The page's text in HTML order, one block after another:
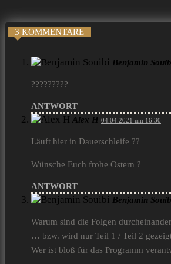
3 KOMMENTARE
Benjamin
?????????
ANTWORT
Alex H 04.04.2021 um 16:30
Läuft hier in Dauerschleife ??
Wünsche Euch frohe Ostern ?
ANTWORT
Benjamin
Warum sind die Folgen
… bzw. wird nur Teil 1 / Teil 2
Wer ist bloß für das Programm